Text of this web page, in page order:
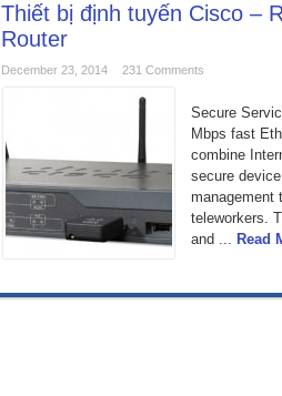
Thiết bị định tuyến Cisco –
Router
December 23, 2014 231 Comments
Secure
Mbps fast
combine
secure
management
teleworkers.
and ... Read